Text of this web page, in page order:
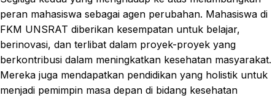
peran mahasiswa sebagai agen perubahan. Mahasiswa di
FKM UNSRAT diberikan kesempatan untuk belajar,
berinovasi, dan terlibat dalam proyek-proyek yang
berkontribusi dalam meningkatkan kesehatan masyarakat.
Mereka juga mendapatkan pendidikan yang holistik untuk
menjadi pemimpin masa depan di bidang kesehatan